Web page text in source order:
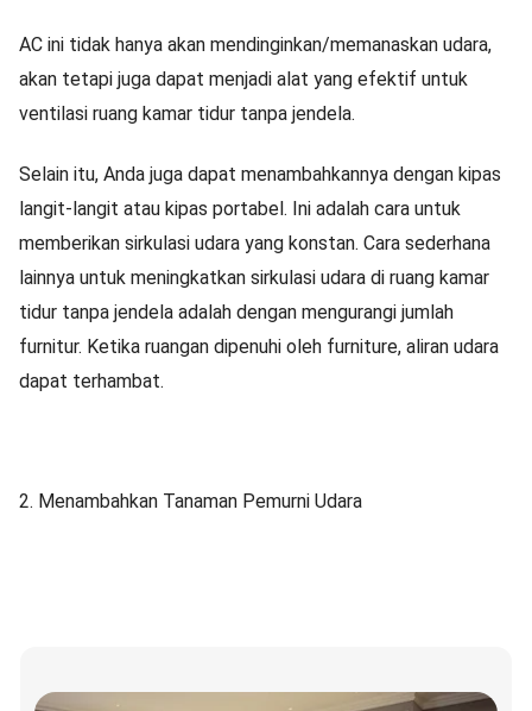
AC ini tidak hanya akan mendinginkan/memanaskan udara,
akan tetapi juga dapat menjadi alat yang efektif untuk
ventilasi ruang kamar tidur tanpa jendela.
Selain itu, Anda juga dapat menambahkannya dengan kipas
langit-langit atau kipas portabel. Ini adalah cara untuk
memberikan sirkulasi udara yang konstan. Cara sederhana
lainnya untuk meningkatkan sirkulasi udara di ruang kamar
tidur tanpa jendela adalah dengan mengurangi jumlah
furnitur. Ketika ruangan dipenuhi oleh furniture, aliran udara
dapat terhambat.
2. Menambahkan Tanaman Pemurni Udara